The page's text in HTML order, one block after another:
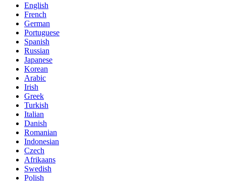
English
French
German
Portuguese
Spanish
Russian
Japanese
Korean
Arabic
Irish
Greek
Turkish
Italian
Danish
Romanian
Indonesian
Czech
Afrikaans
Swedish
Polish